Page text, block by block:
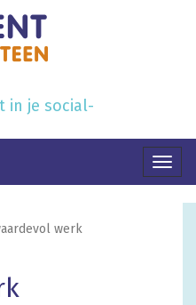
in je social-
werk